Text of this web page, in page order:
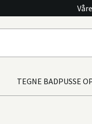
TEGNE BADPUSSE